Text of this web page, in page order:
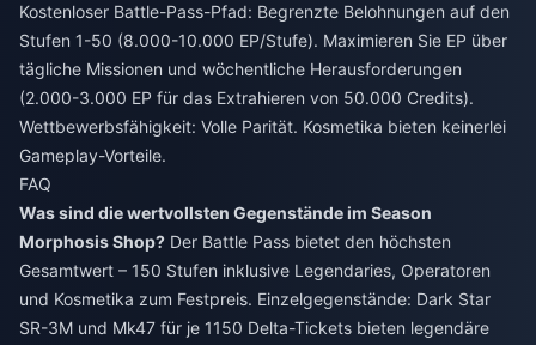
Kostenloser Battle-Pass-Pfad: Begrenzte Belohnungen auf den
Stufen 1-50 (8.000-10.000 EP/Stufe). Maximieren Sie EP über
tägliche Missionen und wöchentliche Herausforderungen
(2.000-3.000 EP für das Extrahieren von 50.000 Credits).
Wettbewerbsfähigkeit: Volle Parität. Kosmetika bieten keinerlei
Gameplay-Vorteile.
FAQ
Was sind die wertvollsten Gegenstände im Season
Morphosis Shop? Der Battle Pass bietet den höchsten
Gesamtwert – 150 Stufen inklusive Legendaries, Operatoren
und Kosmetika zum Festpreis. Einzelgegenstände: Dark Star
SR-3M und Mk47 für je 1150 Delta-Tickets bieten legendäre